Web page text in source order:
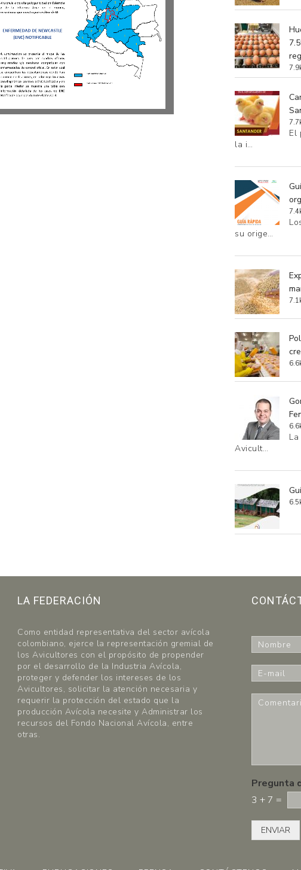
El
la i…
su orige…
Avicult…
LA FEDERACIÓN
Como entidad representativa del sector avícola
colombiano, ejerce la representación gremial de
los Avicultores con el propósito de propender
por el desarrollo de la Industria Avícola,
proteger y defender los intereses de los
Avicultores, solicitar la atención necesaria y
requerir la protección del estado que la
producción Avícola necesite y Administrar los
recursos del Fondo Nacional Avícola, entre
otras.
o
m
-
m
r
i
o
s
Pregunta
3 +7 =
ENVIAR